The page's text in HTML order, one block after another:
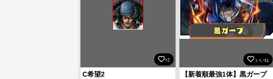
×2
C希望2
いいね
【新着順最強1体】黒ガープ